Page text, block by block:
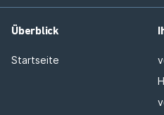
Überblick
Startseite